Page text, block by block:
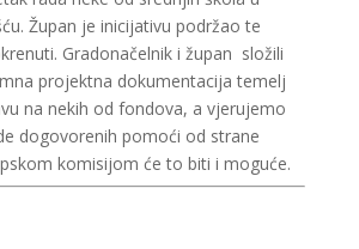
Župan je inicijativu podržao te
Gradonačelnik i župan složili
projektna dokumentacija temelj
na nekih od fondova, a vjerujemo
dogovorenih pomoći od strane
komisijom će to biti i moguće.